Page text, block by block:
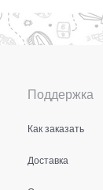
Поддержка
Как заказать
Доставка